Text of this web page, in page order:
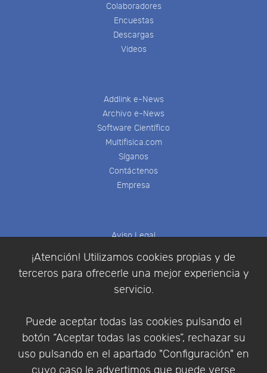
¡Atención! Utilizamos cookies propias y de
terceros para ofrecerle una mejor experiencia y
servicio.
Puede aceptar todas las cookies pulsando el
botón “Aceptar todas las cookies”, rechazar su
uso pulsando en el apartado "Configuración" en
cuyo caso le advertimos que puede verse
Colaboradores
Encuestas
Descargas
Videos
Addlink e-News
Archivo e-News
Software Científico
Multifisica.com
Síganos
Contáctenos
Empresa
Aviso Legal
Política de Privacidad
Condiciones de compra
Identificarse